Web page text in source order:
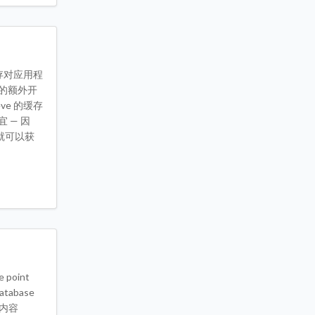
对应用程
额外开
的缓存
— 因
可以获
point
容